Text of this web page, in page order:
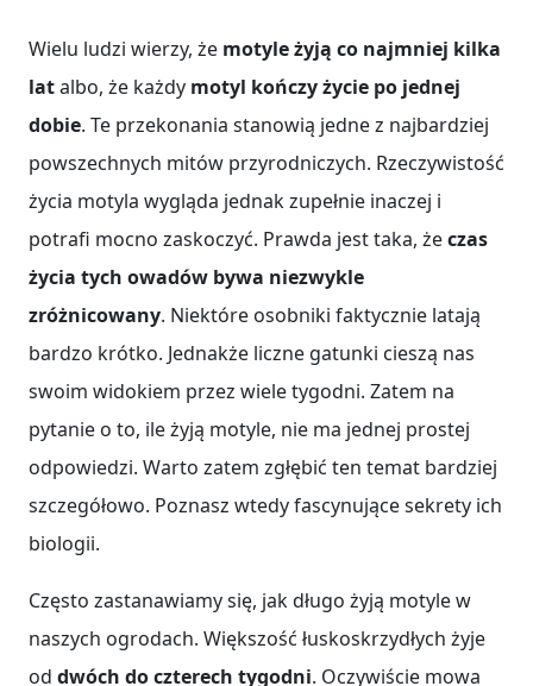
Wielu ludzi wierzy, że motyle żyją co najmniej kilka
latalbo, że każdy motyl kończy życie po jednej
dobie. Te przekonania stanowią jedne z najbardziej
powszechnych mitów przyrodniczych. Rzeczywistość
życia motyla wygląda jednak zupełnie inaczej i
potrafi mocno zaskoczyć. Prawda jest taka, żeczas
życia tych owadów bywa niezwykle
zróżnicowany. Niektóre osobniki faktycznie latają
bardzo krótko. Jednakże liczne gatunki cieszą nas
swoim widokiem przez wiele tygodni. Zatem na
pytanie o to, ile żyją motyle, nie ma jednej prostej
odpowiedzi. Warto zatem zgłębić ten temat bardziej
szczegółowo. Poznasz wtedy fascynujące sekrety ich
biologii.
Często zastanawiamy się, jak długo żyją motyle w
naszych ogrodach. Większość łuskoskrzydłych żyje
od dwóch do czterech tygodni. Oczywiście mowa